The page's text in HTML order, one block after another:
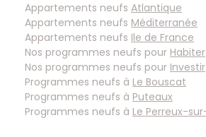
Appartements neufs Atlantique
Appartements neufs Méditerranée
Appartements neufs Ile de France
Nos programmes neufs pour Habiter
Nos programmes neufs pour Investir
Programmes neufs à
Programmes neufs à
Programmes neufs à